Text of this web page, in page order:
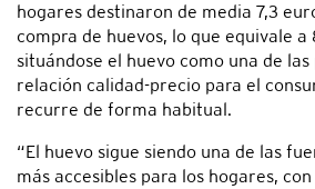
hogares destinaron de media 7,3
compra de huevos, lo que equivale a
situándose el huevo como una de
relación calidad-precio para el
recurre de forma habitual.
“El huevo sigue siendo una de las
más accesibles para los hogares,